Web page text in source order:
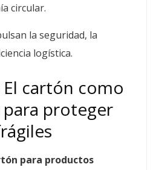
circular.
la seguridad, la
logística.
cartón como
proteger
para productos